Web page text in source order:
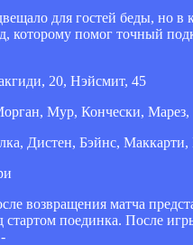
для гостей беды, но
которому помог точный
20, Нэйсмит, 45
Мур, Кончески,
Дистен, Бэйнс,
возвращения матча
стартом поединка. После